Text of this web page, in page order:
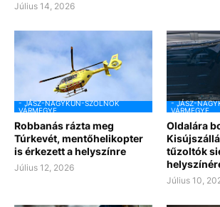
Július 14, 2026
- JÁSZ-NAGYKUN-SZOLNOK
VÁRMEGYE
Robbanás rázta meg
Túrkevét, mentőhelikopter
is érkezett a helyszínre
Július 12, 2026
- JÁSZ-
VÁRMEGYE
Oldalára
tűzoltók
Július 10,